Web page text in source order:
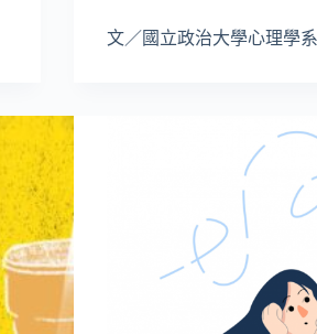
文／國立政治大學心理學